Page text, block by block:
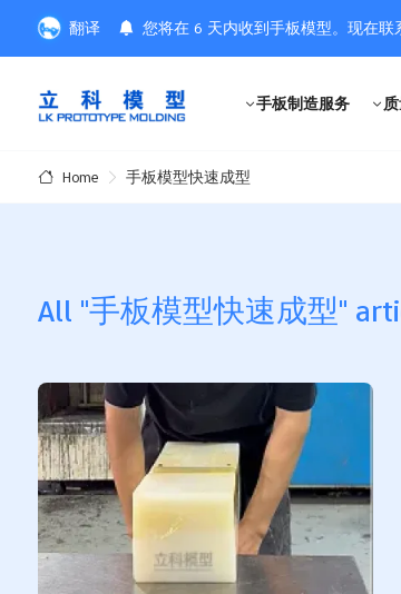
翻译 您将在 6 天内收到手板模型。现在联
手板制造服务
Home 手板模型快速成型
All "手板模型快速成型"